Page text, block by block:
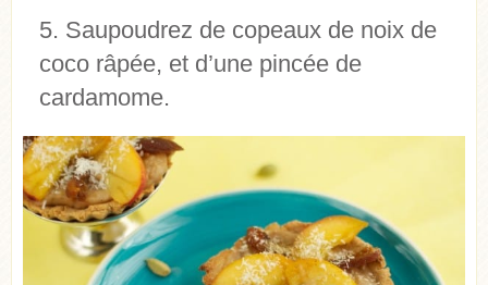
Saupoudrez de copeaux de noix de
coco râpée, et d’une pincée de
cardamome.